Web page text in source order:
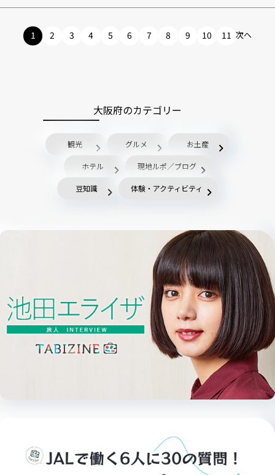
1 2 3 4 5 6 7 8 9 10 11 次へ
大阪府のカテゴリー
観光 グルメ お土産
ホテル 現地ルポ／ブログ
豆知識 体験・アクティビティ